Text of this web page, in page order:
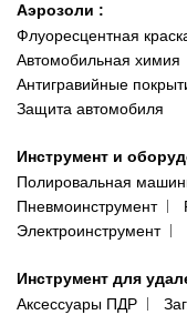
Аэрозоли :
Флуоресцентная
Автомобильная химия
Антигравийные
Защита автомобиля
Инструмент и
Полировальная
Пневмоинструмент
Электроинструмент
Инструмент для
Аксессуары ПДР